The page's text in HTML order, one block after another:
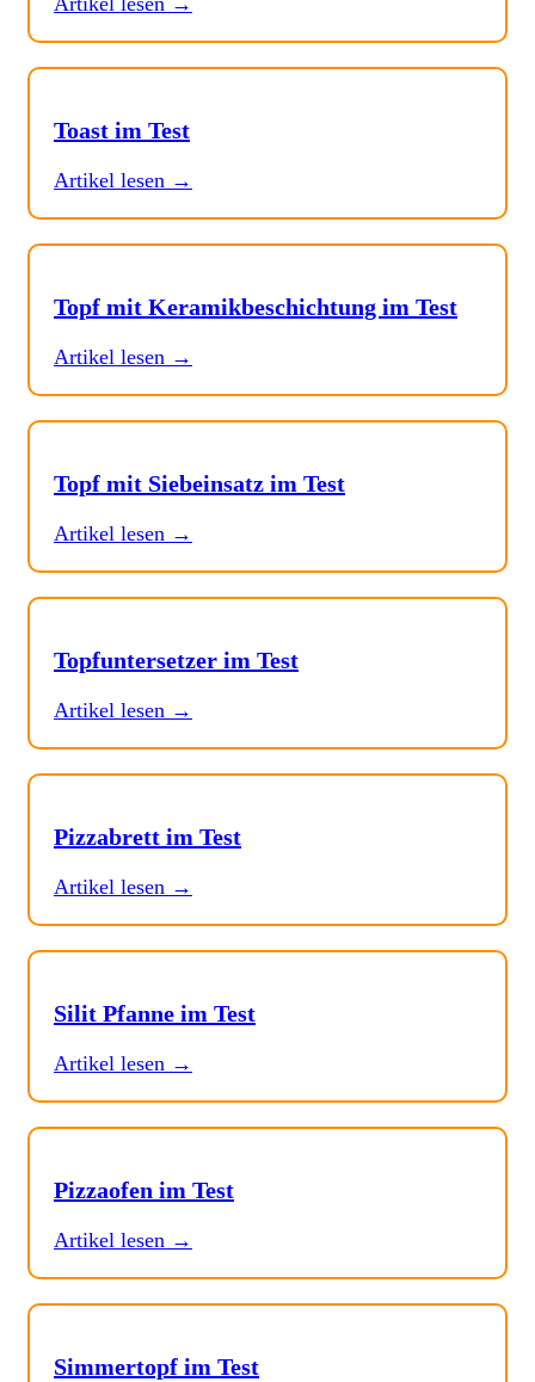
Toast im Test
Artikel lesen →
Topf mit Keramikbeschichtung im Test
Artikel lesen →
Topf mit Siebeinsatz im Test
Artikel lesen →
Topfuntersetzer im Test
Artikel lesen →
Pizzabrett im Test
Artikel lesen →
Silit Pfanne im Test
Artikel lesen →
Pizzaofen im Test
Artikel lesen →
Simmertopf im Test